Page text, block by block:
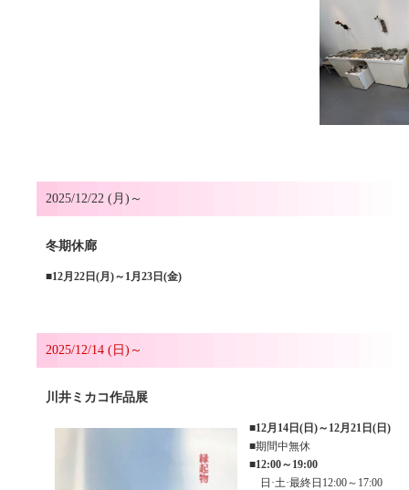
2025/12/22 (月)～
冬期休廊
■12月22日(月)～1月23日(金)
2025/12/14 (日)～
川井ミカコ作品展
■12月14日(日)～12月21日(日)
■期間中無休
■12:00～19:00
日·土·最終日12:00～17:00